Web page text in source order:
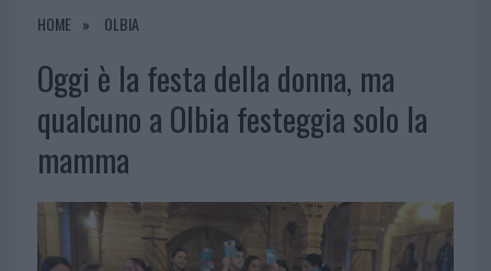
HOME OLBIA
Oggi è la festa della donna, ma
qualcuno a Olbia festeggia solo la
mamma